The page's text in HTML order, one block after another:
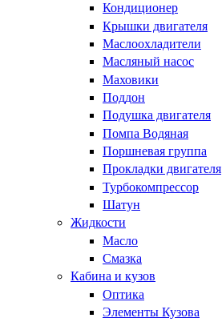
Кондиционер
Крышки двигателя
Маслоохладители
Масляный насос
Маховики
Поддон
Подушка двигателя
Помпа Водяная
Поршневая группа
Прокладки двигателя
Турбокомпрессор
Шатун
Жидкости
Масло
Смазка
Кабина и кузов
Оптика
Элементы Кузова